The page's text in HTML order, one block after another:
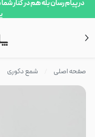
در پیام رسان بله هم در کنار
صفحه اصلی شمع دکوری